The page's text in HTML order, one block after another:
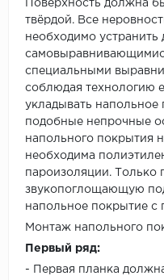
Поверхность должна
твёрдой. Все
необходимо устранить
специальными
соблюдая технологию
укладывать напольное
подобные непрочные
напольного покрытия
необходима
пароизоляции. Только
звукопоглощающую
напольное покрытие
Монтаж напольного
Первый ряд:
- Первая планка